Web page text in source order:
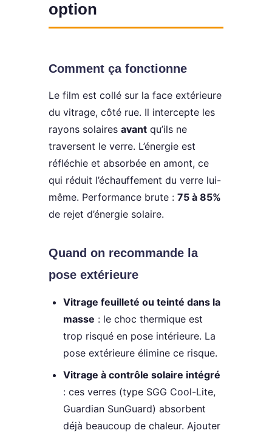
option
Comment ça fonctionne
Le film est collé sur la face extérieure
du vitrage, côté rue. Il intercepte les
rayons solaires avant qu’ils ne
traversent le verre. L’énergie est
réfléchie et absorbée en amont, ce
qui réduit l’échauffement du verre lui-
même. Performance brute : 75 à 85%
de rejet d’énergie solaire.
Quand on recommande la
pose extérieure
Vitrage feuilleté ou teinté dans la
masse : le choc thermique est
trop risqué en pose intérieure. La
pose extérieure élimine ce risque.
Vitrage à contrôle solaire intégré
: ces verres (type SGG Cool-Lite,
Guardian SunGuard) absorbent
déjà beaucoup de chaleur. Ajouter